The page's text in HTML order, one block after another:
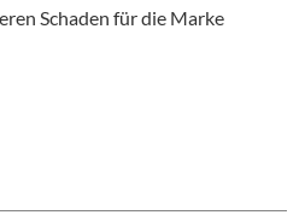
Schaden für die Marke